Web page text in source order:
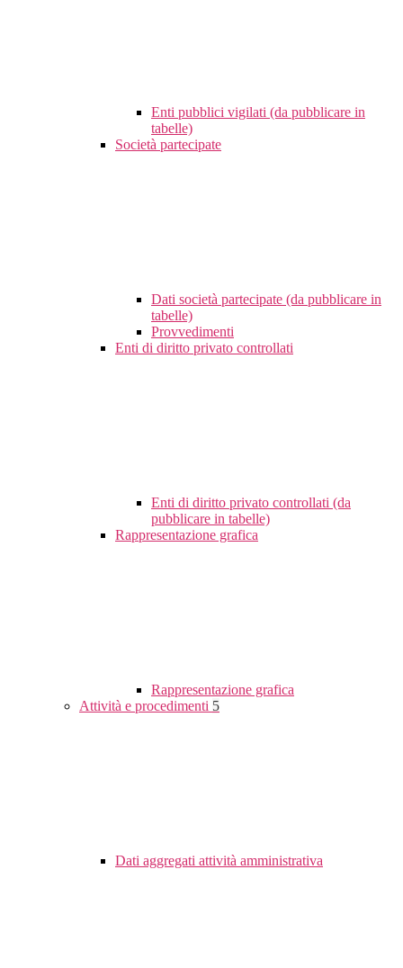
Enti pubblici vigilati (da pubblicare in
tabelle)
Società partecipate
Dati società partecipate (da pubblicare in
tabelle)
Provvedimenti
Enti di diritto privato controllati
Enti di diritto privato controllati (da
pubblicare in tabelle)
Rappresentazione grafica
Rappresentazione grafica
Attività e procedimenti 5
Dati aggregati attività amministrativa